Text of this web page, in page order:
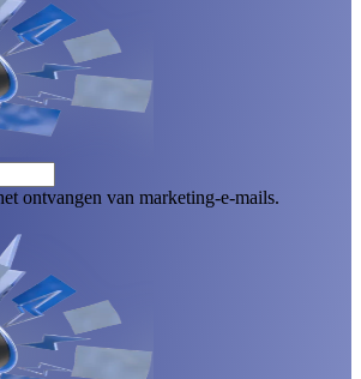
ontvangen van marketing-e-mails.